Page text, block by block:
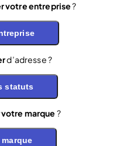
votre entreprise?
d’adresse ?
statuts
marque ?
marque